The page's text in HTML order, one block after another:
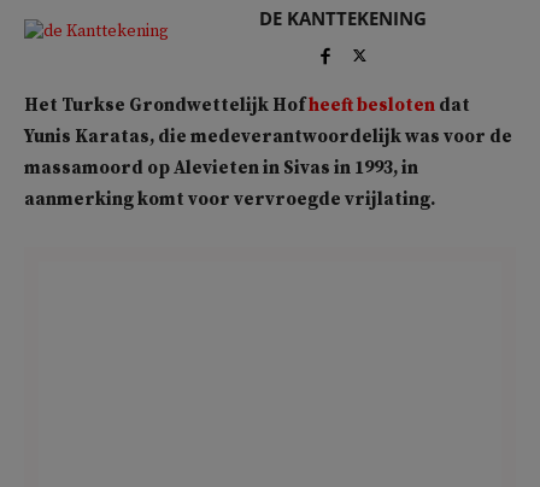
DE KANTTEKENING
Het Turkse Grondwettelijk Hofheeft besloten dat
Yunis Karatas, die medeverantwoordelijk was voor de
massamoord op Alevieten in Sivas in 1993, in
aanmerking komt voor vervroegde vrijlating.